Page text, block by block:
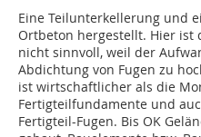
Eine Teilunterkellerung und
Ortbeton hergestellt. Hier ist
nicht sinnvoll, weil der
Abdichtung von Fugen zu
ist wirtschaftlicher als die
Fertigteilfundamente und
Fertigteil-Fugen. Bis OK